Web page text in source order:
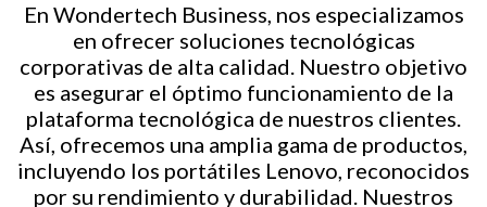
En Wondertech Business, nos especializamos
en ofrecer soluciones tecnológicas
corporativas de alta calidad. Nuestro objetivo
es asegurar el óptimo funcionamiento de la
plataforma tecnológica de nuestros clientes.
Así, ofrecemos una amplia gama de productos,
incluyendo los portátiles Lenovo, reconocidos
por su rendimiento y durabilidad. Nuestros